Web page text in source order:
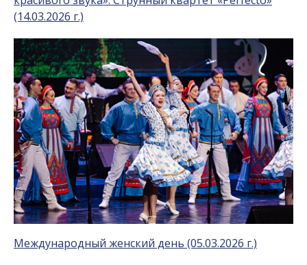
(14.03.2026 г.)
Международный женский день (05.03.2026 г.)